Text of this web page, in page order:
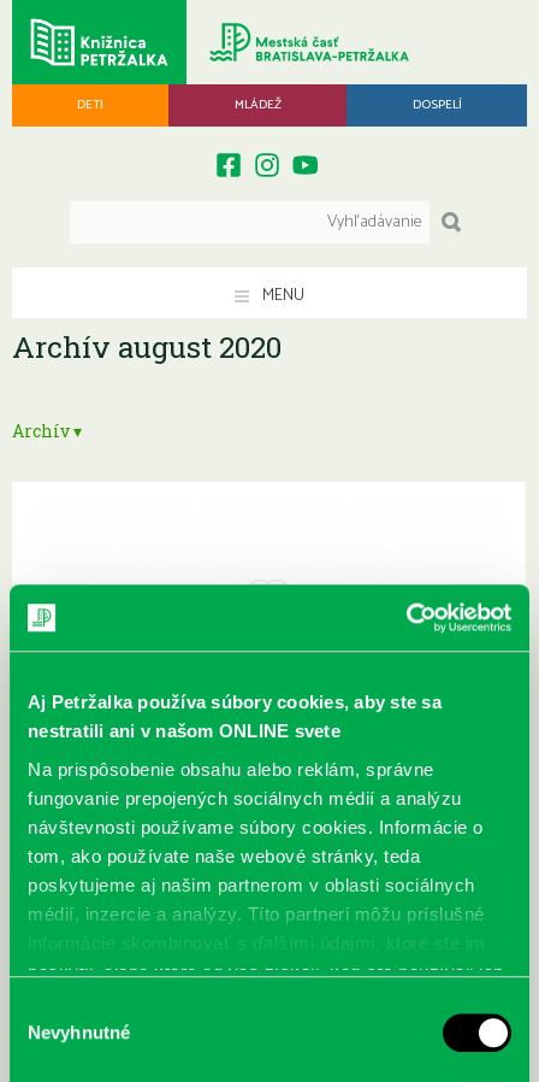
Aj Petržalka používa súbory cookies, aby ste sa
nestratili ani v našom ONLINE svete
Na prispôsobenie obsahu alebo reklám, správne
fungovanie prepojených sociálnych médií a analýzu
návštevnosti používame súbory cookies. Informácie o
tom, ako používate naše webové stránky, teda
poskytujeme aj našim partnerom v oblasti sociálnych
médií, inzercie a analýzy. Títo partneri môžu príslušné
informácie skombinovať s ďalšími údajmi, ktoré ste im
poskytli, alebo ktoré od vás získali, keď ste používali ich
súhlasu
Nevyhnutné
DETI MLÁDEŽ DOSPELÍ
MENU
Archív august 2020
Archív ▾
Správa o činnosti Krajskej pobočky Spolku slovenských
knihovníkov a knižníc Bratislavský kraj